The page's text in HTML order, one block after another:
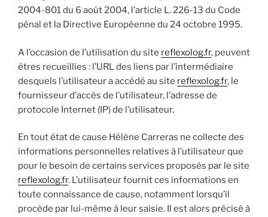
2004-801 du 6 août 2004, l’article L. 226-13 du Code
pénal et la Directive Européenne du 24 octobre 1995.
A l’occasion de l’utilisation du site reflexolog.fr, peuvent
êtres recueillies : l’URL des liens par l’intermédiaire
desquels l’utilisateur a accédé au site reflexolog.fr, le
fournisseur d’accès de l’utilisateur, l’adresse de
protocole Internet (IP) de l’utilisateur.
En tout état de cause Hélène Carreras ne collecte des
informations personnelles relatives à l’utilisateur que
pour le besoin de certains services proposés par le site
reflexolog.fr. L’utilisateur fournit ces informations en
toute connaissance de cause, notamment lorsqu’il
procède par lui-même à leur saisie. Il est alors précisé à